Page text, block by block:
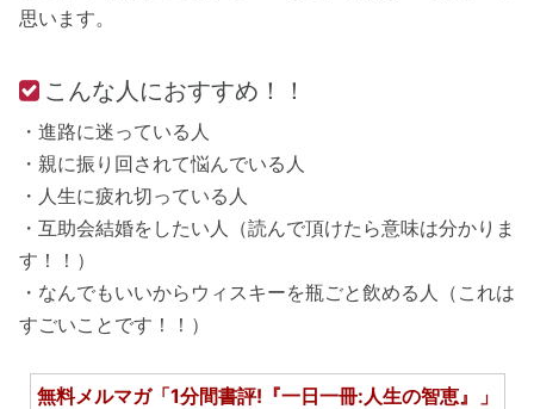
思います。
こんな人におすすめ！！
・進路に迷っている人
・親に振り回されて悩んでいる人
・人生に疲れ切っている人
・互助会結婚をしたい人（読んで頂けたら意味は分かりま
す！！）
・なんでもいいからウィスキーを瓶ごと飲める人（これは
すごいことです！！）
無料メルマガ「1分間書評!『一日一冊:人生の智恵』」